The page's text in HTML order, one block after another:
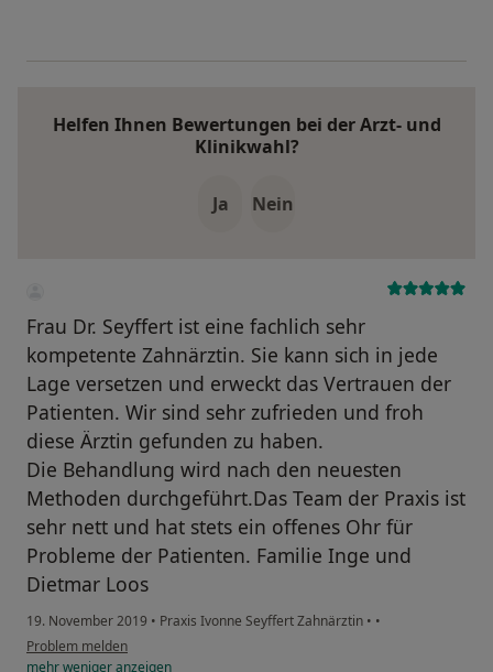
Helfen Ihnen Bewertungen bei der Arzt- und
Klinikwahl?
Ja Nein
Frau Dr. Seyffert ist eine fachlich sehr
kompetente Zahnärztin. Sie kann sich in jede
Lage versetzen und erweckt das Vertrauen der
Patienten. Wir sind sehr zufrieden und froh
diese Ärztin gefunden zu haben.
Die Behandlung wird nach den neuesten
Methoden durchgeführt.Das Team der Praxis ist
sehr nett und hat stets ein offenes Ohr für
Probleme der Patienten. Familie Inge und
Dietmar Loos
19. November 2019 • Praxis Ivonne Seyffert Zahnärztin • •
Problem melden
mehrwenigeranzeigen